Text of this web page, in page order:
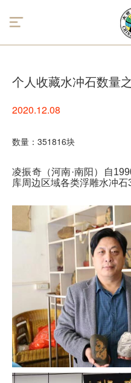
个人收藏水冲石数量
2020.12.08
数量：351816块
凌振奇（河南·南阳）自
库周边区域各类浮雕水冲石